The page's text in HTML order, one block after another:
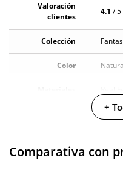
Valoración
clientes
4.1 / 5
Colección
Color
21.5
Caja ancho 10.5 cm
+
Comparativa con